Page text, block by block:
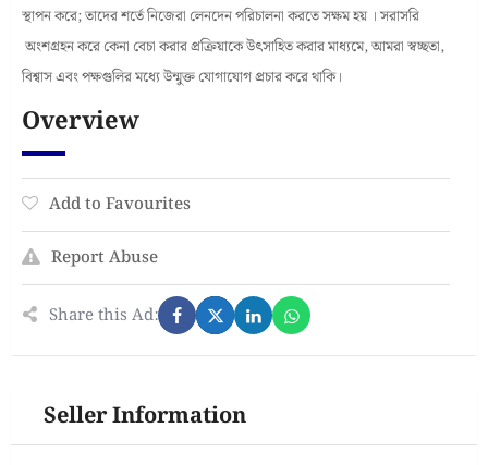
স্থাপন করে; তাদের শর্তে নিজেরা লেনদেন পরিচালনা করতে সক্ষম হয় । সরাসরি
অংশগ্রহন করে কেনা বেচা করার প্রক্রিয়াকে উৎসাহিত করার মাধ্যমে, আমরা স্বচ্ছতা,
বিশ্বাস এবং পক্ষগুলির মধ্যে উন্মুক্ত যোগাযোগ প্রচার করে থাকি।
Overview
Add to Favourites
Report Abuse
Share this Ad:
Seller Information